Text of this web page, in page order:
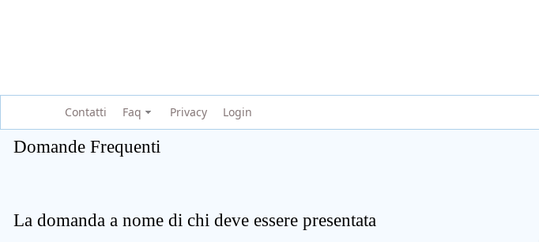
Contatti Faq Privacy Login
Domande Frequenti
La domanda a nome di chi deve essere presentata